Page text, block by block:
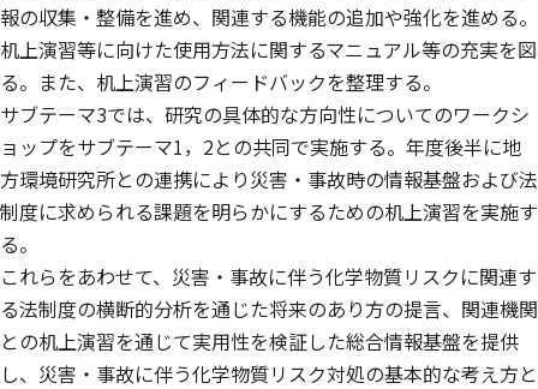
報の収集・整備を進め、関連する機能の追加や強化を進める。
机上演習等に向けた使用方法に関するマニュアル等の充実を図
る。また、机上演習のフィードバックを整理する。
サブテーマ3では、研究の具体的な方向性についてのワークシ
ョップをサブテーマ1，2との共同で実施する。年度後半に地
方環境研究所との連携により災害・事故時の情報基盤および法
制度に求められる課題を明らかにするための机上演習を実施す
る。
これらをあわせて、災害・事故に伴う化学物質リスクに関連す
る法制度の横断的分析を通じた将来のあり方の提言、関連機関
との机上演習を通じて実用性を検証した総合情報基盤を提供
し、災害・事故に伴う化学物質リスク対処の基本的な考え方と